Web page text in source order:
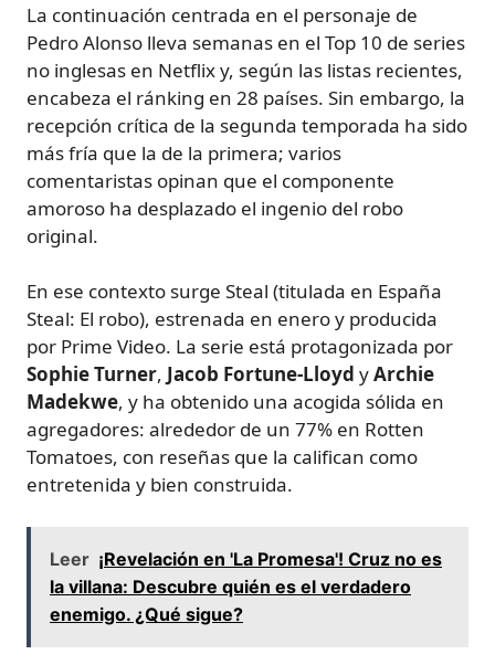
La continuación centrada en el personaje de
Pedro Alonso lleva semanas en el Top 10 de series
no inglesas en Netflix y, según las listas recientes,
encabeza el ránking en 28 países. Sin embargo, la
recepción crítica de la segunda temporada ha sido
más fría que la de la primera; varios
comentaristas opinan que el componente
amoroso ha desplazado el ingenio del robo
original.
En ese contexto surge Steal (titulada en España
Steal: El robo), estrenada en enero y producida
por Prime Video. La serie está protagonizada por
Sophie Turner, Jacob Fortune-Lloyd yArchie
Madekwe, y ha obtenido una acogida sólida en
agregadores: alrededor de un 77% en Rotten
Tomatoes, con reseñas que la califican como
entretenida y bien construida.
Leer ¡Revelación en 'La Promesa'! Cruz no es
la villana: Descubre quién es el verdadero
enemigo. ¿Qué sigue?